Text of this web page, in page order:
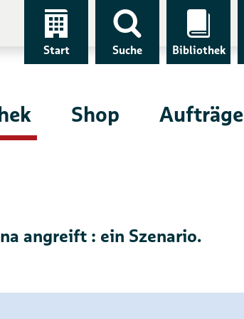
Start Suche Bibliothek
Shop Aufträge
angreift : ein Szenario.